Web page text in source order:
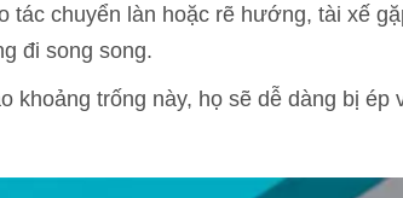
tác chuyển làn hoặc rẽ hướng, tài xế
đi song song.
trống này, họ sẽ dễ dàng bị ép